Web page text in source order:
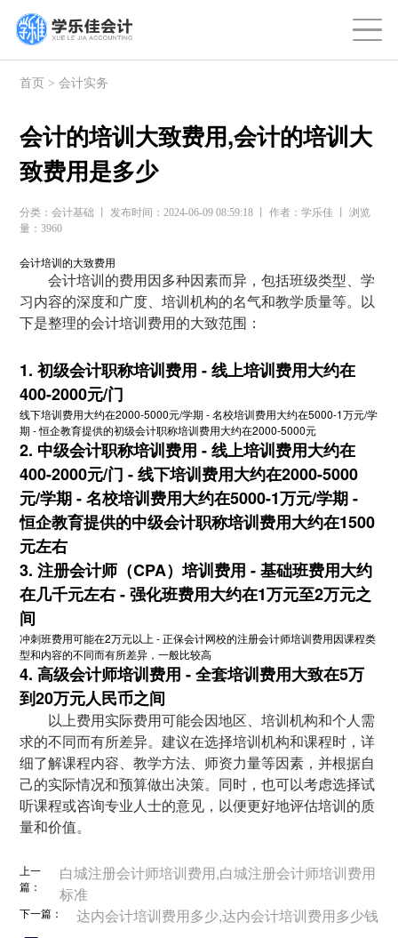
首页 >会计实务
会计的培训大致费用,会计的培训大
致费用是多少
分类：会计基础 丨 发布时间：2024-06-09 08:59:18 丨 作者：学乐佳 丨 浏览
量：3960
会计培训的大致费用
会计培训的费用因多种因素而异，包括班级类型、学
习内容的深度和广度、培训机构的名气和教学质量等。以
下是整理的会计培训费用的大致范围：
1. 初级会计职称培训费用 - 线上培训费用大约在
400-2000元/门
线下培训费用大约在2000-5000元/学期 - 名校培训费用大约在5000-1万元/学
期 - 恒企教育提供的初级会计职称培训费用大约在2000-5000元
2. 中级会计职称培训费用 - 线上培训费用大约在
400-2000元/门 - 线下培训费用大约在2000-5000
元/学期 - 名校培训费用大约在5000-1万元/学期 -
恒企教育提供的中级会计职称培训费用大约在1500
元左右
3. 注册会计师（CPA）培训费用 - 基础班费用大约
在几千元左右 - 强化班费用大约在1万元至2万元之
间
冲刺班费用可能在2万元以上 - 正保会计网校的注册会计师培训费用因课程类
型和内容的不同而有所差异，一般比较高
4. 高级会计师培训费用 - 全套培训费用大致在5万
到20万元人民币之间
以上费用实际费用可能会因地区、培训机构和个人需
求的不同而有所差异。建议在选择培训机构和课程时，详
细了解课程内容、教学方法、师资力量等因素，并根据自
己的实际情况和预算做出决策。同时，也可以考虑选择试
听课程或咨询专业人士的意见，以便更好地评估培训的质
量和价值。
上一
篇：
白城注册会计师培训费用,白城注册会计师培训费用
标准
下一篇： 达内会计培训费用多少,达内会计培训费用多少钱